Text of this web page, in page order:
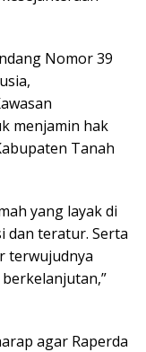
Nomor 39
menjamin hak
Tanah
yang layak di
dan teratur. Serta
terwujudnya
agar Raperda